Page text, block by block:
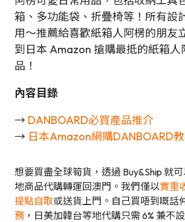
箱、多功能袋、折疊椅等！所有設
用～推薦給喜歡紙箱人阿楞的朋友
到日本 Amazon 搶購最抵的紙箱人
品！
內容目錄
→ DANBOARD必買產品推介
→ 日本Amazon網購DANBOARD
想要買盡全球筍貨，透過 Buy&Ship 就
地商品代購轉運回澳門。我們僅以實重
提點自取或送貨上門。自己買唔到嘅話
務 ，日美加韓台等地代購只需 6% 兼不